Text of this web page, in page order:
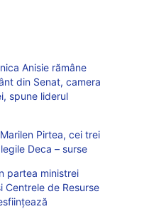
Anisie rămâne
din Senat, camera
spune liderul
Pirtea, cei trei
Deca – surse
partea ministrei
Centrele de Resurse